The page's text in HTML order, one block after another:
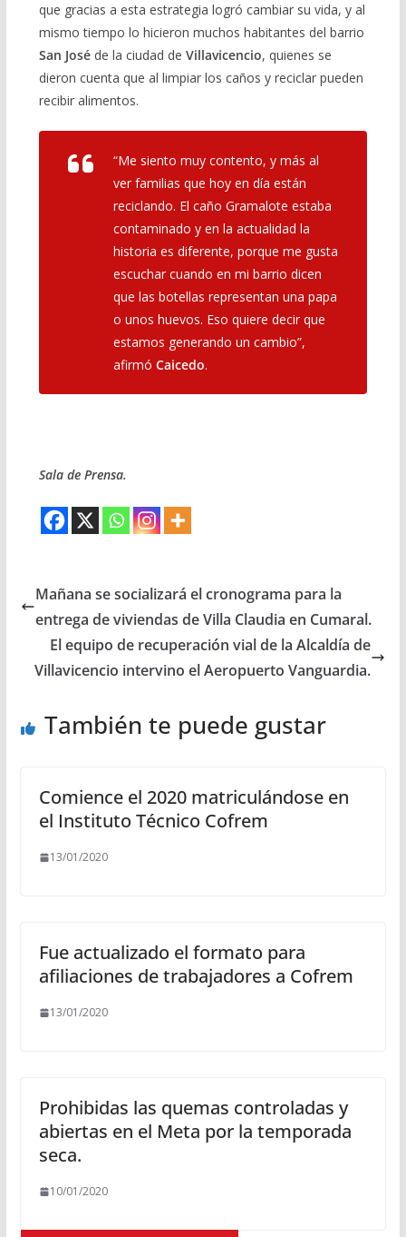
que gracias a esta estrategia logró cambiar su vida, y al
mismo tiempo lo hicieron muchos habitantes del barrio
San Joséde la ciudad de Villavicencio, quienes se
dieron cuenta que al limpiar los caños y reciclar pueden
recibir alimentos.
“Me siento muy contento, y más al
ver familias que hoy en día están
reciclando. El caño Gramalote estaba
contaminado y en la actualidad la
historia es diferente, porque me gusta
escuchar cuando en mi barrio dicen
que las botellas representan una papa
o unos huevos. Eso quiere decir que
estamos generando un cambio”,
afirmó Caicedo.
Sala de Prensa.
Mañana se socializará el cronograma para la
entrega de viviendas de Villa Claudia en Cumaral.
El equipo de recuperación vial de la Alcaldía de
Villavicencio intervino el Aeropuerto Vanguardia.
También te puede gustar
Comience el 2020 matriculándose en
el Instituto Técnico Cofrem
13/01/2020
Fue actualizado el formato para
afiliaciones de trabajadores a Cofrem
13/01/2020
Prohibidas las quemas controladas y
abiertas en el Meta por la temporada
seca.
10/01/2020